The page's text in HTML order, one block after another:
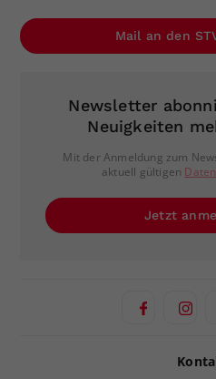
Mail an den
Newsletter
Neuigkeiten
Mit der Anmeldung zum
aktuell gültigen
Jetzt